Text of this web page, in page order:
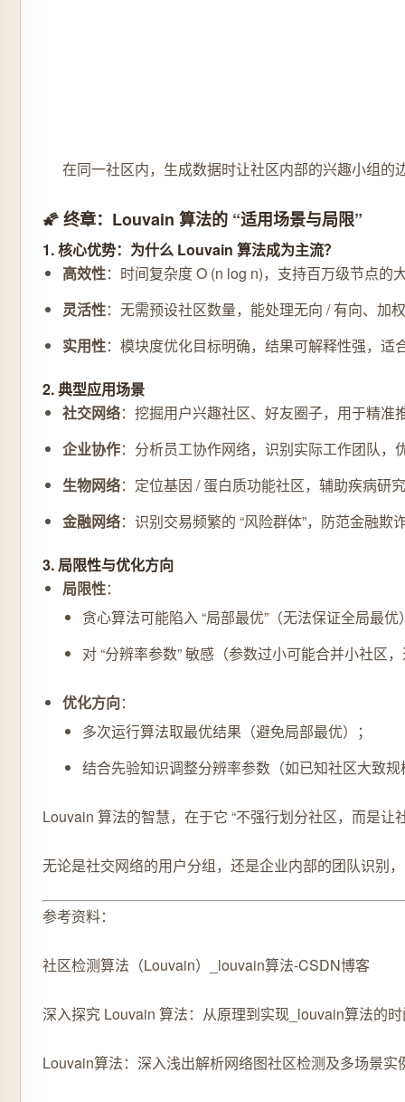
在同一社区内，生成数据时让社区内部的兴趣小组
🌠 终章：Louvain 算法的 “适用场景与局限”
1. 核心优势：为什么 Louvain 算法成为主流？
高效性：时间复杂度 O (n log n)，支持百万级节点的
灵活性：无需预设社区数量，能处理无向 / 有向、加
实用性：模块度优化目标明确，结果可解释性强，适
2. 典型应用场景
社交网络：挖掘用户兴趣社区、好友圈子，用于精准
企业协作：分析员工协作网络，识别实际工作团队，
生物网络：定位基因 / 蛋白质功能社区，辅助疾病研
金融网络：识别交易频繁的 “风险群体”，防范金融欺
3. 局限性与优化方向
局限性：
贪心算法可能陷入 “局部最优”（无法保证全局最优
对 “分辨率参数” 敏感（参数过小可能合并小社区
优化方向：
多次运行算法取最优结果（避免局部最优）；
结合先验知识调整分辨率参数（如已知社区大致
Louvain 算法的智慧，在于它 “不强行划分社区，而是
无论是社交网络的用户分组，还是企业内部的团队识别
参考资料：
社区检测算法（Louvain）_louvain算法-CSDN博客
深入探究 Louvain 算法：从原理到实现_louvain算法的
Louvain算法：深入浅出解析网络图社区检测及多场景